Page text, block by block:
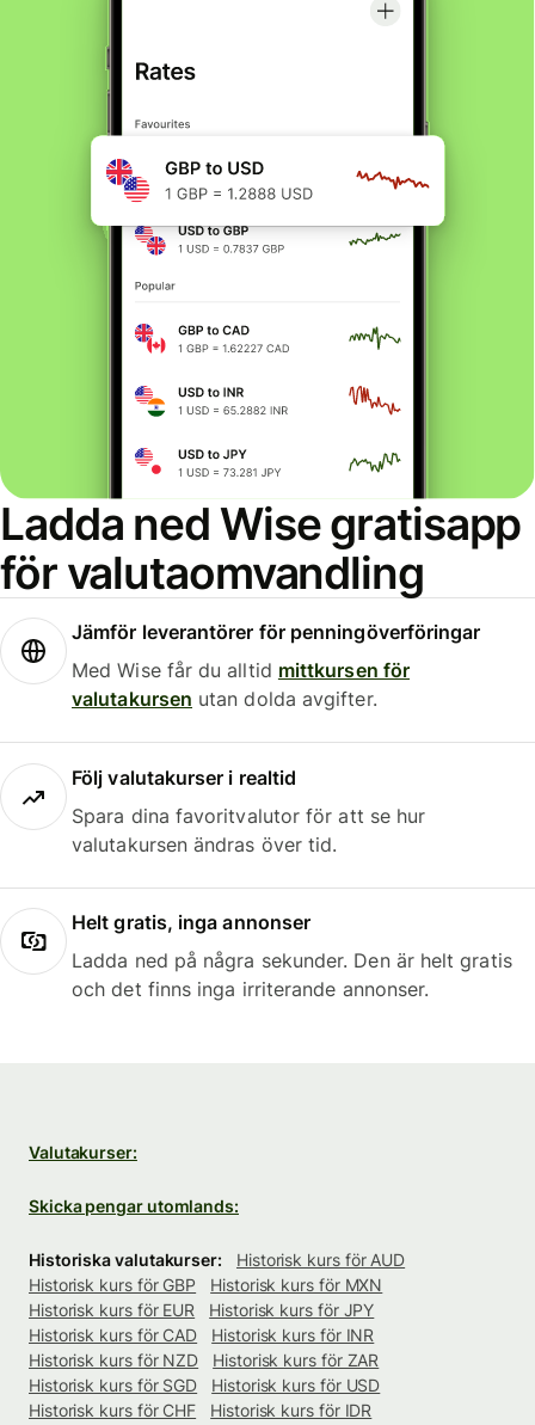
Ladda ned Wise gratisapp
för valutaomvandling
Jämför leverantörer för penningöverföringar
Med Wise får du alltid mittkursen för
valutakursen utan dolda avgifter.
Följ valutakurser i realtid
Spara dina favoritvalutor för att se hur
valutakursen ändras över tid.
Helt gratis, inga annonser
Ladda ned på några sekunder. Den är helt gratis
och det finns inga irriterande annonser.
Valutakurser:
Skicka pengar utomlands:
Historiska valutakurser:
Historisk kurs för AUD
Historisk kurs för GBP
Historisk kurs för MXN
Historisk kurs för EUR
Historisk kurs för JPY
Historisk kurs för CAD
Historisk kurs för INR
Historisk kurs för NZD
Historisk kurs för ZAR
Historisk kurs för SGD
Historisk kurs för USD
Historisk kurs för CHF
Historisk kurs för IDR